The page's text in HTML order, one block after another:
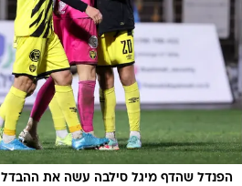
הפנדל שהדף מיגל סילבה עשה את ההבדל